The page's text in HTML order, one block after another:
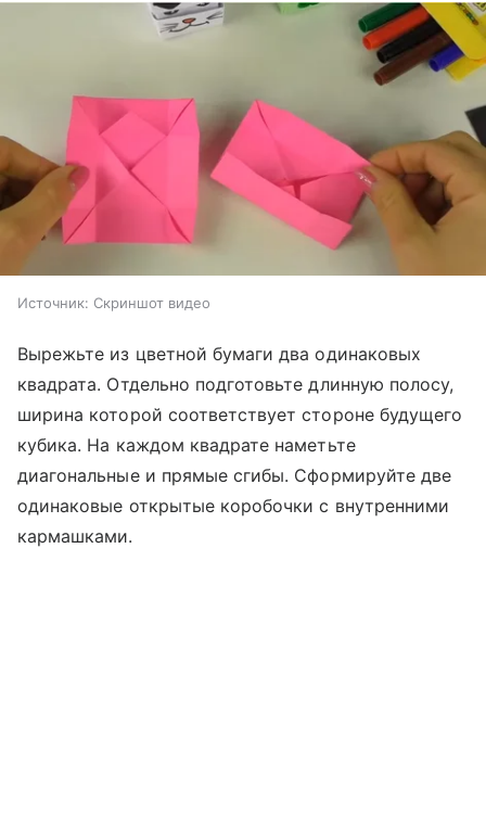
Источник: Скриншот видео
Вырежьте из цветной бумаги два одинаковых
квадрата. Отдельно подготовьте длинную полосу,
ширина которой соответствует стороне будущего
кубика. На каждом квадрате наметьте
диагональные и прямые сгибы. Сформируйте две
одинаковые открытые коробочки с внутренними
кармашками.